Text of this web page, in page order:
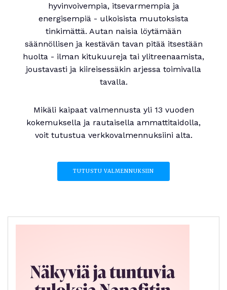
hyvinvoivempia, itsevarmempia ja
energisempiä - ulkoisista muutoksista
tinkimättä. Autan naisia löytämään
säännöllisen ja kestävän tavan pitää itsestään
huolta - ilman kitukuureja tai ylitreenaamista,
joustavasti ja kiireisessäkin arjessa toimivalla
tavalla.
Mikäli kaipaat valmennusta yli 13 vuoden
kokemuksella ja rautaisella ammattitaidolla,
voit tutustua verkkovalmennuksiini alta.
TUTUSTU VALMENNUKSIIN